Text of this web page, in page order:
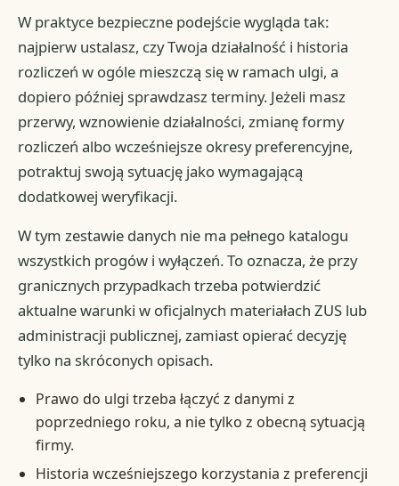
W praktyce bezpieczne podejście wygląda tak:
najpierw ustalasz, czy Twoja działalność i historia
rozliczeń w ogóle mieszczą się w ramach ulgi, a
dopiero później sprawdzasz terminy. Jeżeli masz
przerwy, wznowienie działalności, zmianę formy
rozliczeń albo wcześniejsze okresy preferencyjne,
potraktuj swoją sytuację jako wymagającą
dodatkowej weryfikacji.
W tym zestawie danych nie ma pełnego katalogu
wszystkich progów i wyłączeń. To oznacza, że przy
granicznych przypadkach trzeba potwierdzić
aktualne warunki w oficjalnych materiałach ZUS lub
administracji publicznej, zamiast opierać decyzję
tylko na skróconych opisach.
Prawo do ulgi trzeba łączyć z danymi z
poprzedniego roku, a nie tylko z obecną sytuacją
firmy.
Historia wcześniejszego korzystania z preferencji